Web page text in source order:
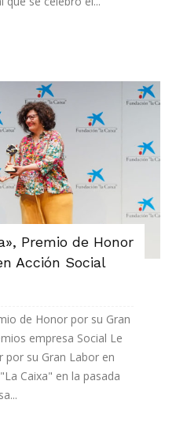
Premio de Honor
Acción Social
de Honor por su Gran
empresa Social Le
su Gran Labor en
Caixa" en la pasada